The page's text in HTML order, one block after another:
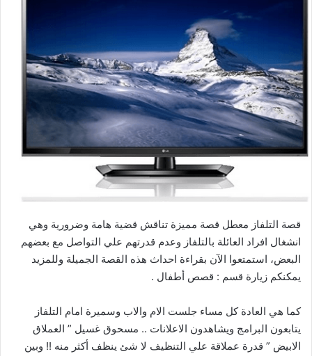
قصة التلفاز معطل قصة مميزة تناقش قضية هامة وضرورية وهي
انشغال افراد العائلة بالتلفاز وعدم قدرتهم علي التواصل مع بعضهم
البعض، استمتعوا الآن بقراءة احداث هذه القصة الجميلة وللمزيد
يمكنكم زيارة قسم : قصص أطفال .
كما هي العادة كل مساء جلست الام والاب وسميرة امام التلفاز
يتابعون البرامج ويشاهدون الاعلانات .. مسحوق غسيل ” العملاق
الابيض ” قدرة عملاقة علي التنظيف لا شئ ينظف أكثر منه !! وبين